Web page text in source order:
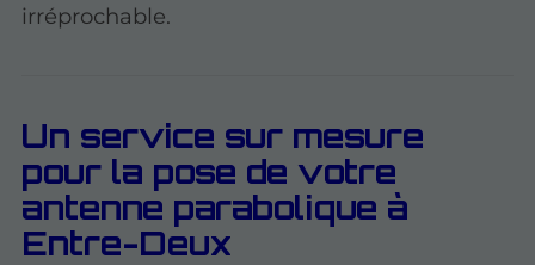
irréprochable.
Un service sur mesure
pour la pose de votre
antenne parabolique à
Entre-Deux